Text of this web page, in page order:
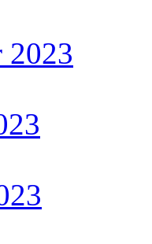
2023